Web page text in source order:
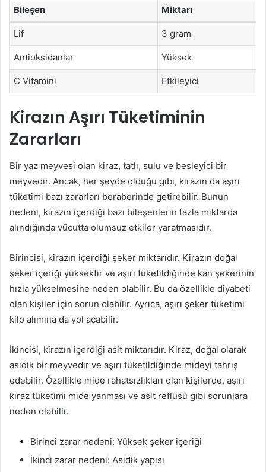
Bileşen Miktarı
Lif 3 gram
Antioksidanlar Yüksek
C Vitamini Etkileyici
Kirazın Aşırı Tüketiminin
Zararları
Bir yaz meyvesi olan kiraz, tatlı, sulu ve besleyici bir
meyvedir. Ancak, her şeyde olduğu gibi, kirazın da aşırı
tüketimi bazı zararları beraberinde getirebilir. Bunun
nedeni, kirazın içerdiği bazı bileşenlerin fazla miktarda
alındığında vücutta olumsuz etkiler yaratmasıdır.
Birincisi, kirazın içerdiği şeker miktarıdır. Kirazın doğal
şeker içeriği yüksektir ve aşırı tüketildiğinde kan şekerinin
hızla yükselmesine neden olabilir. Bu da özellikle diyabeti
olan kişiler için sorun olabilir. Ayrıca, aşırı şeker tüketimi
kilo alımına da yol açabilir.
İkincisi, kirazın içerdiği asit miktarıdır. Kiraz, doğal olarak
asidik bir meyvedir ve aşırı tüketildiğinde mideyi tahriş
edebilir. Özellikle mide rahatsızlıkları olan kişilerde, aşırı
kiraz tüketimi mide yanması ve asit reflüsü gibi sorunlara
neden olabilir.
Birinci zarar nedeni: Yüksek şeker içeriği
İkinci zarar nedeni: Asidik yapısı